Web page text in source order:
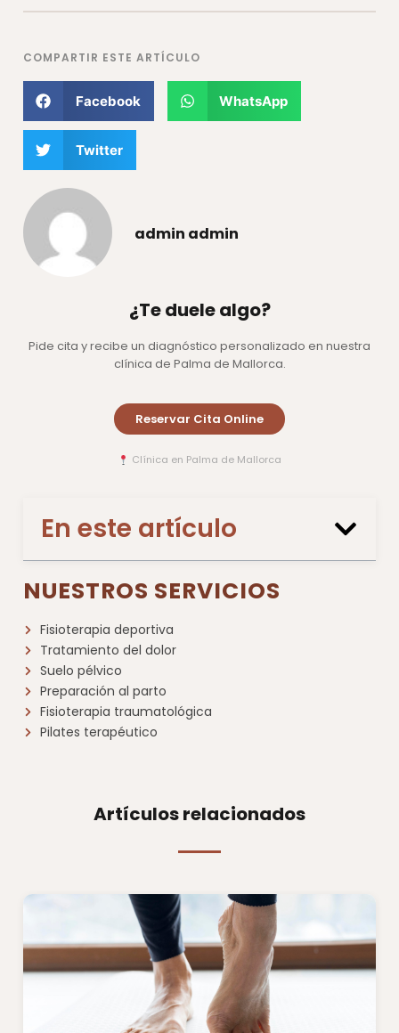
COMPARTIR ESTE ARTÍCULO
Facebook WhatsApp
Twitter
admin admin
¿Te duele algo?
Pide cita y recibe un diagnóstico personalizado en nuestra
clínica de Palma de Mallorca.
Reservar Cita Online
Clínica en Palma de Mallorca
En este artículo
NUESTROS SERVICIOS
Fisioterapia deportiva
Tratamiento del dolor
Suelo pélvico
Preparación al parto
Fisioterapia traumatológica
Pilates terapéutico
Artículos relacionados